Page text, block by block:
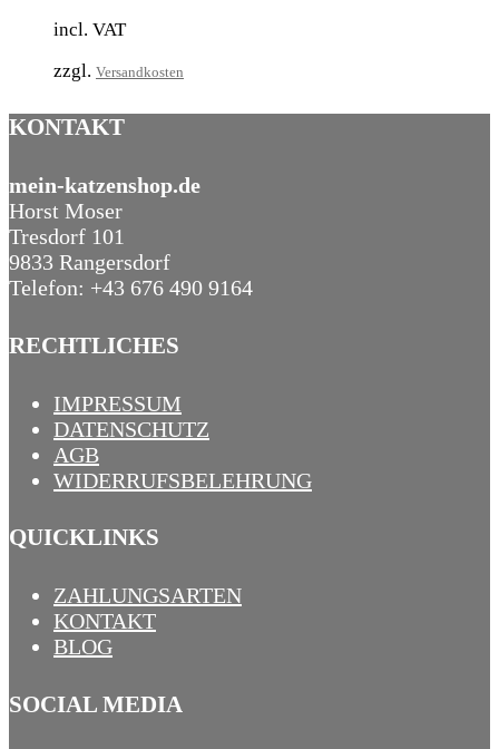
incl. VAT
zzgl. Versandkosten
KONTAKT
mein-katzenshop.de
Horst Moser
Tresdorf 101
9833 Rangersdorf
Telefon: +43 676 490 9164
RECHTLICHES
IMPRESSUM
DATENSCHUTZ
AGB
WIDERRUFSBELEHRUNG
QUICKLINKS
ZAHLUNGSARTEN
KONTAKT
BLOG
SOCIAL MEDIA